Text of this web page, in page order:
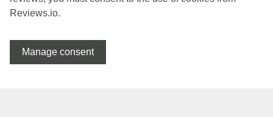
Reviews.io.
Manage consent